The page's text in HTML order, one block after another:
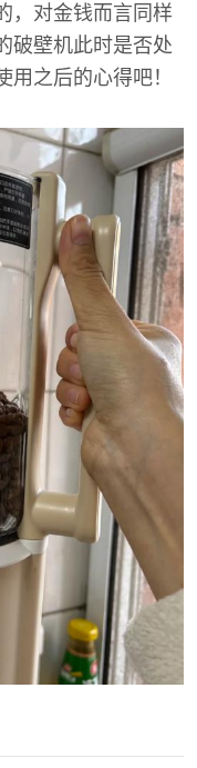
，对金钱而言同样
破壁机此时是否处
之后的心得吧！